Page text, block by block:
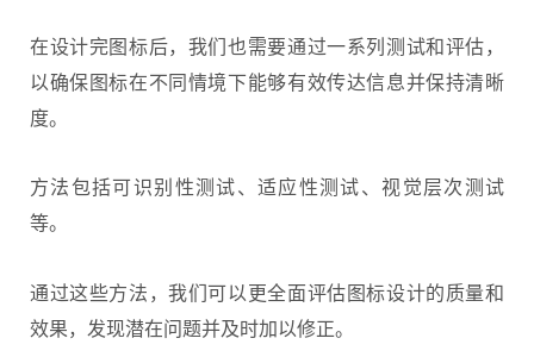
在设计完图标后，我们也需要通过一系列测试和评估，
以确保图标在不同情境下能够有效传达信息并保持清晰
度。
方法包括可识别性测试、适应性测试、视觉层次测试
等。
通过这些方法，我们可以更全面评估图标设计的质量和
效果，发现潜在问题并及时加以修正。